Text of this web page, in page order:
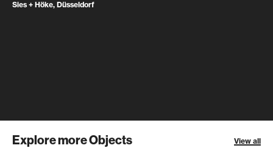
Sies + Höke, Düsseldorf
Explore more Objects View all